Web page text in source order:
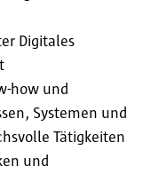
Digitales
how und
Systemen und
Tätigkeiten
und